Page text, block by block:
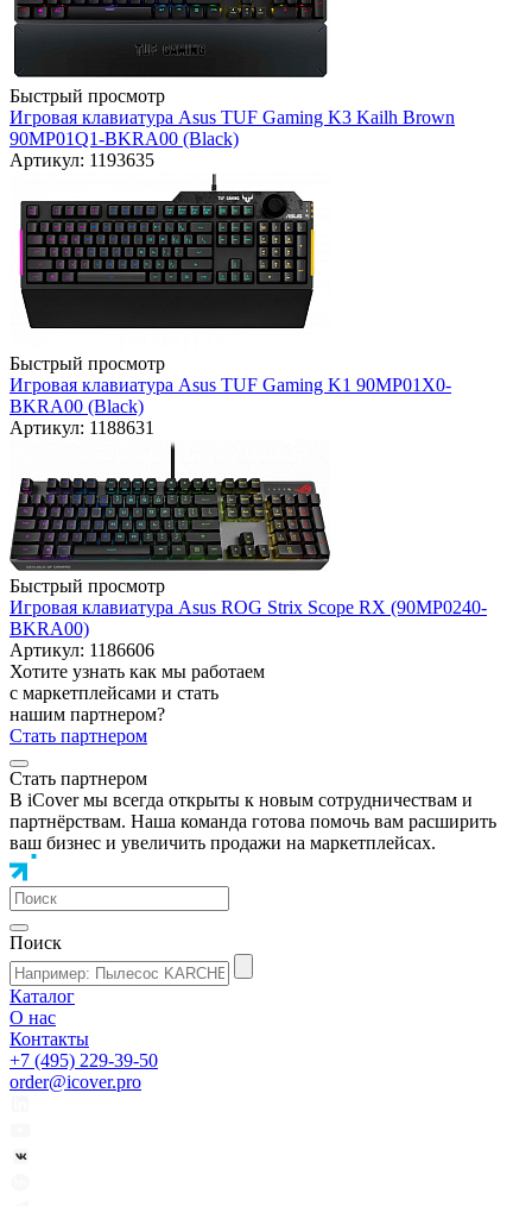
Быстрый просмотр
Игровая клавиатура Asus TUF Gaming K3 Kailh Brown
90MP01Q1-BKRA00 (Black)
Артикул: 1193635
Быстрый просмотр
Игровая клавиатура Asus TUF Gaming K1 90MP01X0-
BKRA00 (Black)
Артикул: 1188631
Быстрый просмотр
Игровая клавиатура Asus ROG Strix Scope RX (90MP0240-
BKRA00)
Артикул: 1186606
Хотите узнать как мы работаем
с маркетплейсами и стать
нашим партнером?
Стать партнером
Стать партнером
В iCover мы всегда открыты к новым сотрудничествам и
партнёрствам. Наша команда готова помочь вам расширить
ваш бизнес и увеличить продажи на маркетплейсах.
Поиск
Каталог
О нас
Контакты
+7 (495) 229-39-50
order@icover.pro